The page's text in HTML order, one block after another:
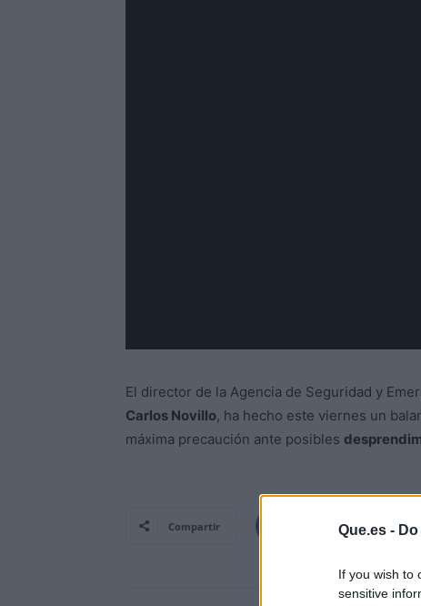
Que.es -
If you wish to
sensitive
El director de la Agencia de Seguridad y
Carlos Novillo, ha hecho este viernes un
máxima precaución ante posibles
Compartir